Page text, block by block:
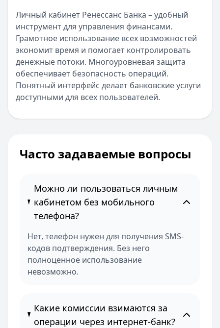
Личный кабинет Ренессанс Банка – удобный
инструмент для управления финансами.
Грамотное использование всех возможностей
экономит время и помогает контролировать
денежные потоки. Многоуровневая защита
обеспечивает безопасность операций.
Понятный интерфейс делает банковские услуги
доступными для всех пользователей.
Часто задаваемые вопросы
Можно ли пользоваться личным
кабинетом без мобильного
телефона?
Нет, телефон нужен для получения SMS-
кодов подтверждения. Без него
полноценное использование
невозможно.
Какие комиссии взимаются за
операции через интернет-банк?